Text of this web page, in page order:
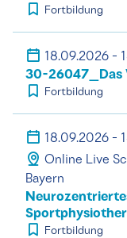
Fortbildung
18.09.2026 -
30-26047_Das
Fortbildung
18.09.2026 -
Online Live
Bayern
Fortbildung